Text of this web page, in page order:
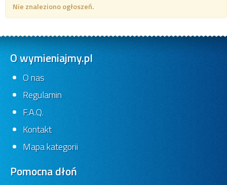
Nie znaleziono ogłoszeń.
O wymieniajmy.pl
O nas
Regulamin
F.A.Q.
Kontakt
Mapa kategorii
Pomocna dłoń